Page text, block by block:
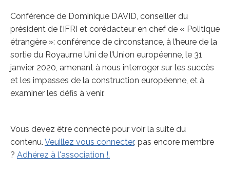
Conférence de Dominique DAVID, conseiller du
président de l’IFRI et corédacteur en chef de « Politique
étrangère »: conférence de circonstance, à l’heure de la
sortie du Royaume Uni de l’Union européenne, le 31
janvier 2020, amenant à nous interroger sur les succès
et les impasses de la construction européenne, et à
examiner les défis à venir.
Vous devez être connecté pour voir la suite du
contenu. Veuillez vous connecter, pas encore membre
? Adhérez à l'association !.